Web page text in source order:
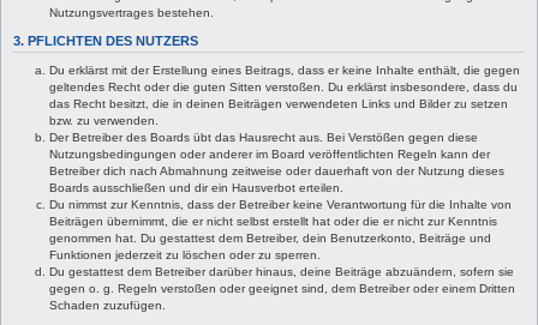
Nutzungsvertrages bestehen.
3. PFLICHTEN DES NUTZERS
Du erklärst mit der Erstellung eines Beitrags, dass er keine Inhalte enthält, die gegen
geltendes Recht oder die guten Sitten verstoßen. Du erklärst insbesondere, dass du
das Recht besitzt, die in deinen Beiträgen verwendeten Links und Bilder zu setzen
bzw. zu verwenden.
Der Betreiber des Boards übt das Hausrecht aus. Bei Verstößen gegen diese
Nutzungsbedingungen oder anderer im Board veröffentlichten Regeln kann der
Betreiber dich nach Abmahnung zeitweise oder dauerhaft von der Nutzung dieses
Boards ausschließen und dir ein Hausverbot erteilen.
Du nimmst zur Kenntnis, dass der Betreiber keine Verantwortung für die Inhalte von
Beiträgen übernimmt, die er nicht selbst erstellt hat oder die er nicht zur Kenntnis
genommen hat. Du gestattest dem Betreiber, dein Benutzerkonto, Beiträge und
Funktionen jederzeit zu löschen oder zu sperren.
Du gestattest dem Betreiber darüber hinaus, deine Beiträge abzuändern, sofern sie
gegen o. g. Regeln verstoßen oder geeignet sind, dem Betreiber oder einem Dritten
Schaden zuzufügen.